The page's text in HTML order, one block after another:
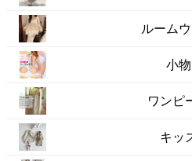
ルーム
小物
ワンピ
キッ